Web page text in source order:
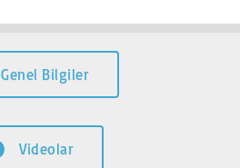
Genel Bilgiler
Videolar